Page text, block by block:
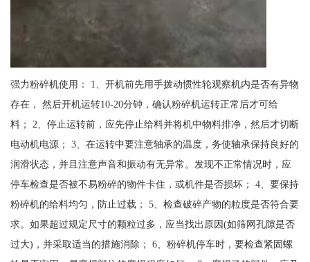
强力粉碎机使用： 1、开机前先用手拨动惯性轮观察机内是否有异物
存在， 然后开机运转10-20分钟，确认粉碎机运转正常后才可给
料； 2、停止运转前，应先停止给料并将机中物料排净，然后才切断
电动机电源； 3、在运转中要注意轴承的温度，务使轴承保持良好的
润滑状态，并且注意声音和振动有无异常。发现不正常情况时，应
停车检查是否被不易粉碎的物件卡住，或机件是否损坏； 4、要保持
粉碎机的给料均匀，防止过载； 5、检查破碎产物的粒度是否符合要
求。如果超过规定尺寸的颗粒过多，应当找出原因(如筛网孔隙是否
过大)，并采取适当的措施消除； 6、粉碎机停车时，要检查紧固螺